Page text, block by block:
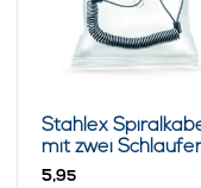
Stahlex
mit zwei
3m
5,95